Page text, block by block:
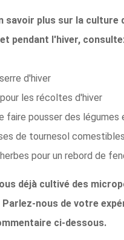
savoir plus sur la culture
pendant l'hiver,
d'hiver
les récoltes d'hiver
faire pousser des légumes
de tournesol comestibles
pour un rebord de
déjà cultivé des
Parlez-nous de votre
ci-dessous.